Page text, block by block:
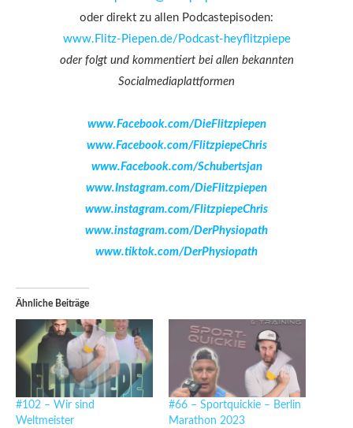
oder direkt zu allen Podcastepisoden:
www.Flitz-Piepen.de/Podcast-heyflitzpiepe
oder folgt und kommentiert bei allen bekannten
Socialmediaplattformen
www.Facebook.com/DieFlitzpiepen
www.Facebook.com/FlitzpiepeChris
www.Facebook.com/Schubertsjan
www.Instagram.com/DieFlitzpiepen
www.instagram.com/FlitzpiepeChris
www.instagram.com/DerPhysiopath
www.tiktok.com/DerPhysiopath
Ähnliche Beiträge
#102 – Wir sind
Weltmeister
#66 – Sportquickie – Berlin
Marathon 2023